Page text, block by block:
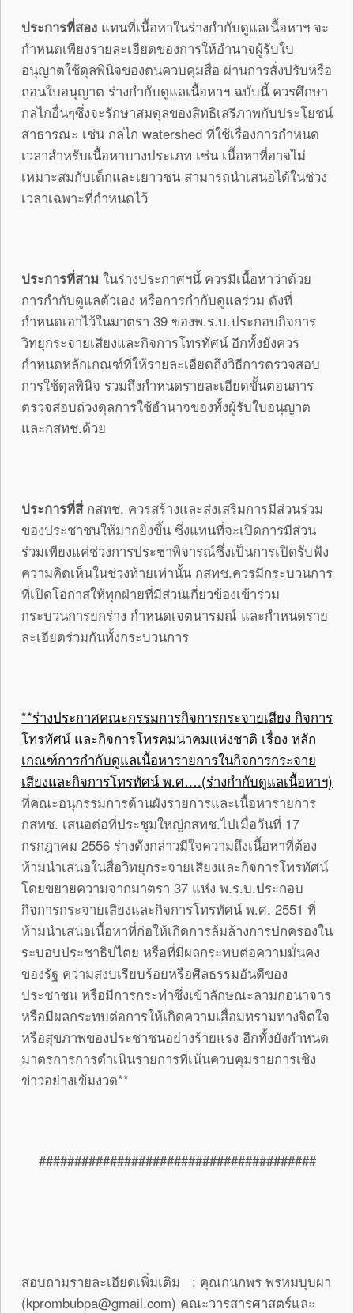
ประการที่สอง แทนที่เนื้อหาในร่างกำกับดูแลเนื้อหาฯ จะ
กำหนดเพียงรายละเอียดของการให้อำนาจผู้รับใบ
อนุญาตใช้ดุลพินิจของตนควบคุมสื่อ ผ่านการสั่งปรับหรือ
ถอนใบอนุญาต ร่างกำกับดูแลเนื้อหาฯ ฉบับนี้ ควรศึกษา
กลไกอื่นๆซึ่งจะรักษาสมดุลของสิทธิเสรีภาพกับประโยชน์
สาธารณะ เช่น กลไก watershed ที่ใช้เรื่องการกำหนด
เวลาสำหรับเนื้อหาบางประเภท เช่น เนื้อหาที่อาจไม่
เหมาะสมกับเด็กและเยาวชน สามารถนำเสนอได้ในช่วง
เวลาเฉพาะที่กำหนดไว้
ประการที่สาม ในร่างประกาศฯนี้ ควรมีเนื้อหาว่าด้วย
การกำกับดูแลตัวเอง หรือการกำกับดูแลร่วม ดังที่
กำหนดเอาไว้ในมาตรา 39 ของพ.ร.บ.ประกอบกิจการ
วิทยุกระจายเสียงและกิจการโทรทัศน์ อีกทั้งยังควร
กำหนดหลักเกณฑ์ที่ให้รายละเอียดถึงวิธีการตรวจสอบ
การใช้ดุลพินิจ รวมถึงกำหนดรายละเอียดขั้นตอนการ
ตรวจสอบถ่วงดุลการใช้อำนาจของทั้งผู้รับใบอนุญาต
และกสทช.ด้วย
ประการที่สี่กสทช. ควรสร้างและส่งเสริมการมีส่วนร่วม
ของประชาชนให้มากยิ่งขึ้น ซึ่งแทนที่จะเปิดการมีส่วน
ร่วมเพียงแค่ช่วงการประชาพิจารณ์ซึ่งเป็นการเปิดรับฟัง
ความคิดเห็นในช่วงท้ายเท่านั้น กสทช.ควรมีกระบวนการ
ที่เปิดโอกาสให้ทุกฝ่ายที่มีส่วนเกี่ยวข้องเข้าร่วม
กระบวนการยกร่าง กำหนดเจตนารมณ์ และกำหนดราย
ละเอียดร่วมกันทั้งกระบวนการ
**ร่างประกาศคณะกรรมการกิจการกระจายเสียง กิจการ
โทรทัศน์ และกิจการโทรคมนาคมแห่งชาติ เรื่อง หลัก
เกณฑ์การกำกับดูแลเนื้อหารายการในกิจการกระจาย
เสียงและกิจการโทรทัศน์ พ.ศ….(ร่างกำกับดูแลเนื้อหาฯ)
ที่คณะอนุกรรมการด้านผังรายการและเนื้อหารายการ
กสทช. เสนอต่อที่ประชุมใหญ่กสทช.ไปเมื่อวันที่ 17
กรกฎาคม 2556 ร่างดังกล่าวมีใจความถึงเนื้อหาที่ต้อง
ห้ามนำเสนอในสื่อวิทยุกระจายเสียงและกิจการโทรทัศน์
โดยขยายความจากมาตรา 37 แห่ง พ.ร.บ.ประกอบ
กิจการกระจายเสียงและกิจการโทรทัศน์ พ.ศ. 2551 ที่
ห้ามนำเสนอเนื้อหาที่ก่อให้เกิดการล้มล้างการปกครองใน
ระบอบประชาธิปไตย หรือที่มีผลกระทบต่อความมั่นคง
ของรัฐ ความสงบเรียบร้อยหรือศีลธรรมอันดีของ
ประชาชน หรือมีการกระทำซึ่งเข้าลักษณะลามกอนาจาร
หรือมีผลกระทบต่อการให้เกิดความเสื่อมทรามทางจิตใจ
หรือสุขภาพของประชาชนอย่างร้ายแรง อีกทั้งยังกำหนด
มาตรการการดำเนินรายการที่เน้นควบคุมรายการเชิง
ข่าวอย่างเข้มงวด**
#######################################
สอบถามรายละเอียดเพิ่มเติม : คุณกนกพร พรหมบุบผา
(kprombubpa@gmail.com) คณะวารสารศาสตร์และ